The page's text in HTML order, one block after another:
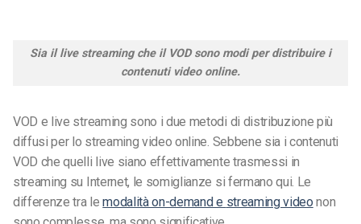
Sia il live streaming che il VOD sono modi per distribuire i
contenuti video online.
VOD e live streaming sono i due metodi di distribuzione più
diffusi per lo streaming video online. Sebbene sia i contenuti
VOD che quelli live siano effettivamente trasmessi in
streaming su Internet, le somiglianze si fermano qui. Le
differenze tra lemodalità on-demand e streaming video non